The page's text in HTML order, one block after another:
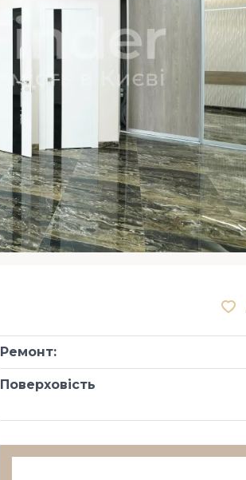
Ремонт:
Поверховість